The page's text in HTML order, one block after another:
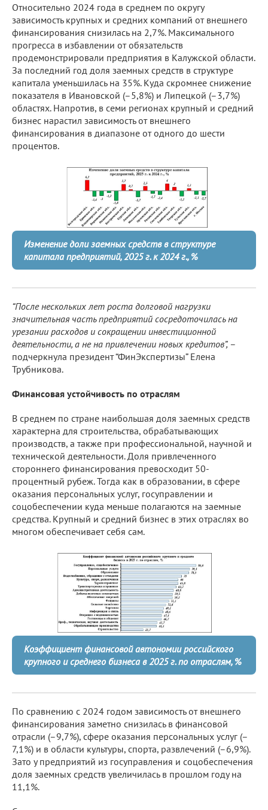
Относительно 2024 года в среднем по округу
зависимость крупных и средних компаний от внешнего
финансирования снизилась на 2,7%. Максимального
прогресса в избавлении от обязательств
продемонстрировали предприятия в Калужской области.
За последний год доля заемных средств в структуре
капитала уменьшилась на 35%. Куда скромнее снижение
показателя в Ивановской (–5,8%) и Липецкой (–3,7%)
областях. Напротив, в семи регионах крупный и средний
бизнес нарастил зависимость от внешнего
финансирования в диапазоне от одного до шести
процентов.
Изменение доли заемных средств в структуре
капитала предприятий, 2025 г. к 2024 г., %
“После нескольких лет роста долговой нагрузки
значительная часть предприятий сосредоточилась на
урезании расходов и сокращении инвестиционной
деятельности, а не на привлечении новых кредитов”, –
подчеркнула президент “ФинЭкспертизы” Елена
Трубникова.
Финансовая устойчивость по отраслям
В среднем по стране наибольшая доля заемных средств
характерна для строительства, обрабатывающих
производств, а также при профессиональной, научной и
технической деятельности. Доля привлеченного
стороннего финансирования превосходит 50-
процентный рубеж. Тогда как в образовании, в сфере
оказания персональных услуг, госуправлении и
соцобеспечении куда меньше полагаются на заемные
средства. Крупный и средний бизнес в этих отраслях во
многом обеспечивает себя сам.
Коэффициент финансовой автономии российского
крупного и среднего бизнеса в 2025 г. по отраслям, %
По сравнению с 2024 годом зависимость от внешнего
финансирования заметно снизилась в финансовой
отрасли (–9,7%), сфере оказания персональных услуг (–
7,1%) и в области культуры, спорта, развлечений (–6,9%).
Зато у предприятий из госуправления и соцобеспечения
доля заемных средств увеличилась в прошлом году на
11,1%.